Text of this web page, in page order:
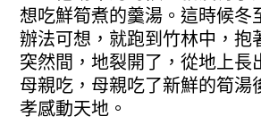
想吃鮮筍煮的羹湯。這時候冬
辦法可想，就跑到竹林中，抱
突然間，地裂開了，從地上
母親吃，母親吃了新鮮的筍
孝感動天地。